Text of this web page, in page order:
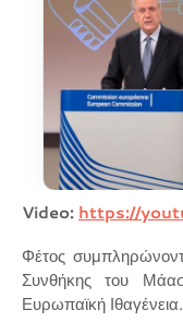
Video: https://
Φέτος
Συνθήκης του
Ευρωπαϊκή Ιθαγένεια.